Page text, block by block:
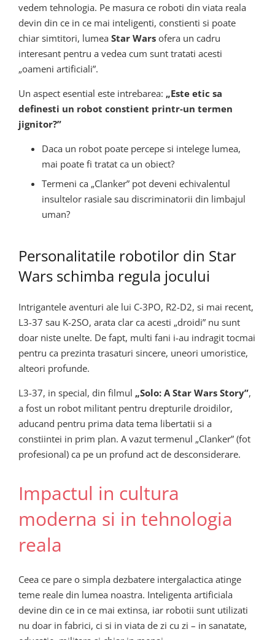
vedem tehnologia. Pe masura ce roboti din viata reala
devin din ce in ce mai inteligenti, constienti si poate
chiar simtitori, lumea Star Wars ofera un cadru
interesant pentru a vedea cum sunt tratati acesti
„oameni artificiali”.
Un aspect esential este intrebarea: „Este etic sa
definesti un robot constient printr-un termen
jignitor?”
Daca un robot poate percepe si intelege lumea,
mai poate fi tratat ca un obiect?
Termeni ca „Clanker” pot deveni echivalentul
insultelor rasiale sau discriminatorii din limbajul
uman?
Personalitatile robotilor din Star
Wars schimba regula jocului
Intrigantele aventuri ale lui C-3PO, R2-D2, si mai recent,
L3-37 sau K-2SO, arata clar ca acesti „droidi” nu sunt
doar niste unelte. De fapt, multi fani i-au indragit tocmai
pentru ca prezinta trasaturi sincere, uneori umoristice,
alteori profunde.
L3-37, in special, din filmul „Solo: A Star Wars Story”,
a fost un robot militant pentru drepturile droidilor,
aducand pentru prima data tema libertatii si a
constiintei in prim plan. A vazut termenul „Clanker” (fot
profesional) ca pe un profund act de desconsiderare.
Impactul in cultura
moderna si in tehnologia
reala
Ceea ce pare o simpla dezbatere intergalactica atinge
teme reale din lumea noastra. Inteligenta artificiala
devine din ce in ce mai extinsa, iar robotii sunt utilizati
nu doar in fabrici, ci si in viata de zi cu zi – in sanatate,